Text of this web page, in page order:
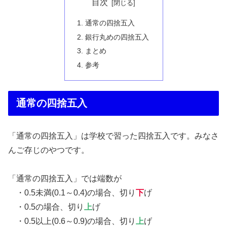
目次
通常の四捨五入
銀行丸めの四捨五入
まとめ
参考
通常の四捨五入
「通常の四捨五入」は学校で習った四捨五入です。みなさ
んご存じのやつです。
「通常の四捨五入」では端数が
・0.5未満(0.1～0.4)の場合、切り 下げ
・0.5の場合、切り
上げ
・0.5以上(0.6～0.9)の場合、切り
上げ